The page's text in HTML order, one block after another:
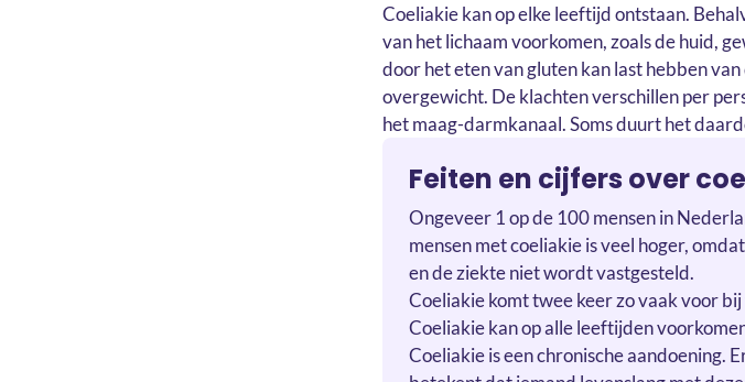
Coeliakie kan op elke leeftijd ontstaan.
van het lichaam voorkomen, zoals de huid,
door het eten van gluten kan last hebben
overgewicht. De klachten verschillen per
het maag-darmkanaal. Soms duurt het
Feiten en cijfers over
Ongeveer 1 op de 100 mensen in
mensen met coeliakie is veel hoger,
en de ziekte niet wordt vastgesteld.
Coeliakie komt twee keer zo vaak voor
Coeliakie kan op alle leeftijden
Coeliakie is een chronische aandoening.